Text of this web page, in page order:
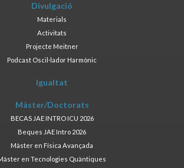
Divulgació
Materials
Activitats
Projecte Meitner
Podcast Oscil·lador Harmònic
Igualtat
Màster/Doctorats
BECAS JAE INTRO ICU 2026
Beques JAE Intro 2026
Màster en Física Avançada
en Tecnologies Quàntiques